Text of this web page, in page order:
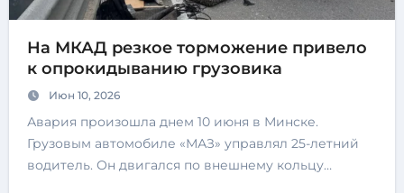
На МКАД резкое торможение привело
к опрокидыванию грузовика
Июн 10, 2026
Авария произошла днем 10 июня в Минске.
Грузовым автомобиле «МАЗ» управлял 25-летний
водитель. Он двигался по внешнему кольцу…